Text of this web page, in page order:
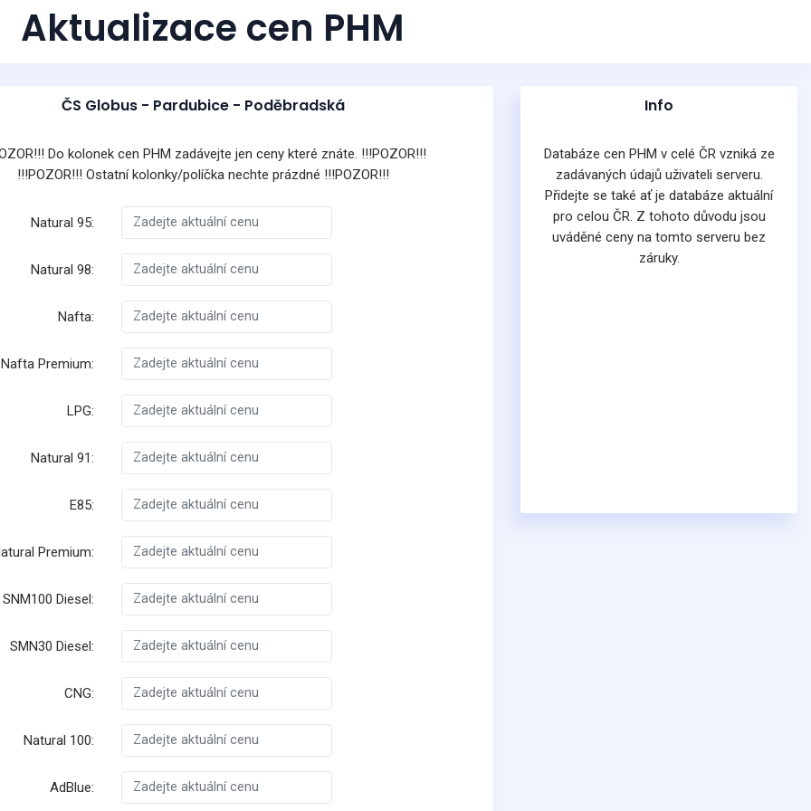
Aktualizace cen PHM
ČS Globus - Pardubice - Poděbradská
Do kolonek cen PHM zadávejte jen ceny které znáte. !!!POZOR!!!
!!!POZOR!!! Ostatní kolonky/políčka nechte prázdné !!!POZOR!!!
Natural 95:
Natural 98:
Nafta:
Nafta Premium:
LPG:
Natural 91:
E85:
Premium:
SNM100 Diesel:
SMN30 Diesel:
CNG:
Natural 100:
AdBlue:
Info
Databáze cen PHM v celé ČR vzniká ze
zadávaných údajů uživateli serveru.
Přidejte se také ať je databáze aktuální
pro celou ČR. Z tohoto důvodu jsou
uváděné ceny na tomto serveru bez
záruky.